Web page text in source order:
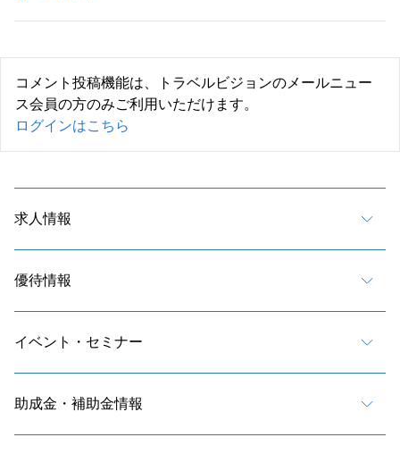
コメント投稿機能は、トラベルビジョンのメールニュー
ス会員の方のみご利用いただけます。
ログインはこちら
求人情報
優待情報
イベント・セミナー
助成金・補助金情報